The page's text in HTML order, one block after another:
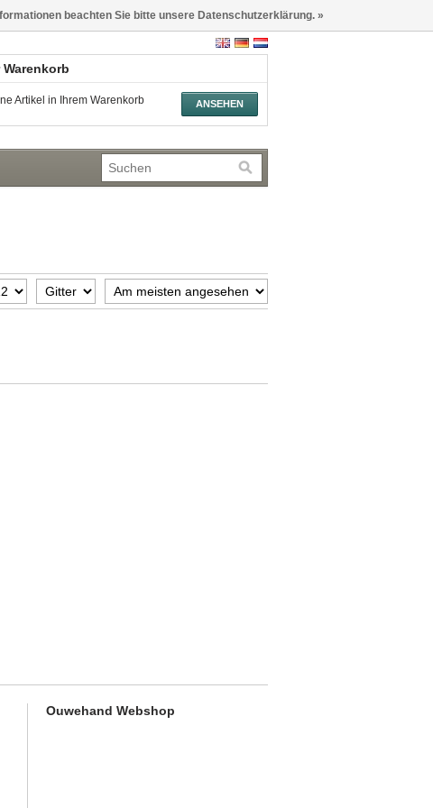
Warenkorb
ANSEHEN
Artikel in Ihrem Warenkorb
Ouwehand Webshop
beachten Sie bitte unsere Datenschutzerklärung. »